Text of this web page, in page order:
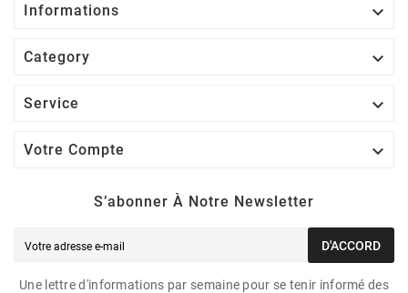
Informations 
Category 
Service 
Votre Compte 
S’abonner À Notre Newsletter
D'ACCORD
Une lettre d'informations par semaine pour se tenir informé des